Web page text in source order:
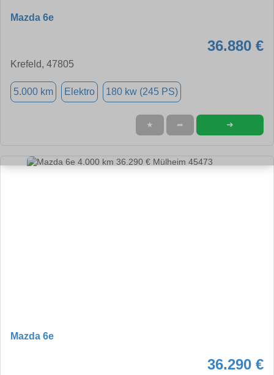
Mazda 6e
36.880 €
Krefeld, 47805
5.000 km Elektro 180 kw (245 PS)
★ ➦ ➜
Mazda 6e
36.290 €